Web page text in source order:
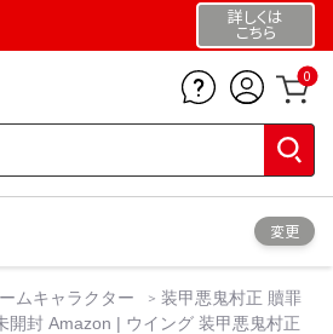
詳しくは
こちら
0
変更
ムキャラクター
装甲悪鬼村正 贖罪
開封 Amazon | ウイング 装甲悪鬼村正